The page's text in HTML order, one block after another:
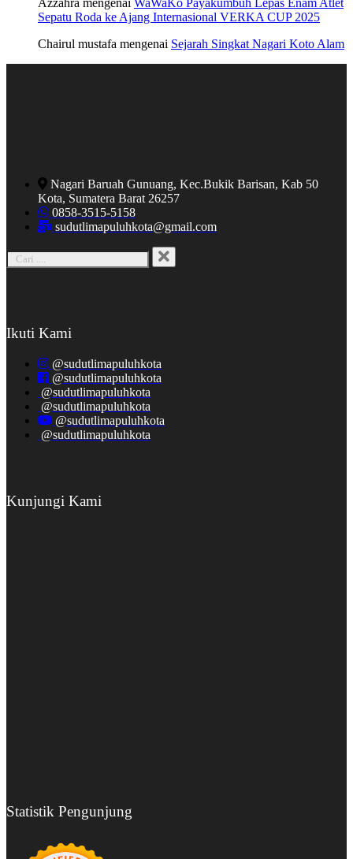
Azzahra mengenai WaWaKo Payakumbuh Lepas Enam Atlet
Sepatu Roda ke Ajang Internasional VERKA CUP 2025
Chairul mustafa mengenai Sejarah Singkat Nagari Koto Alam
Nagari Baruah Gunuang, Kec.Bukik Barisan, Kab 50
Kota, Sumatera Barat 26257
0858-3515-5158
sudutlimapuluhkota@gmail.com
Ikuti Kami
@sudutlimapuluhkota
@sudutlimapuluhkota
@sudutlimapuluhkota
@sudutlimapuluhkota
@sudutlimapuluhkota
@sudutlimapuluhkota
Kunjungi Kami
Statistik Pengunjung